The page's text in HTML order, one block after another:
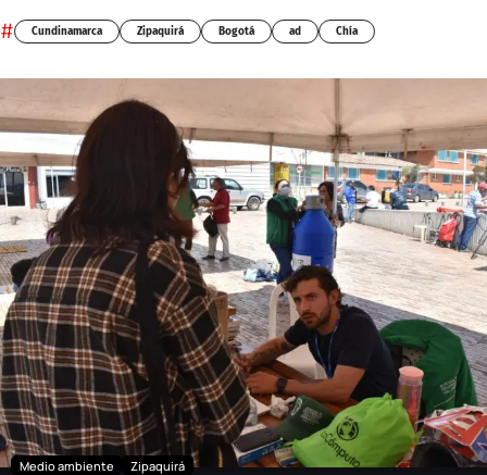
# Cundinamarca Zipaquirá Bogotá ad Chía
Medio ambiente Zipaquirá